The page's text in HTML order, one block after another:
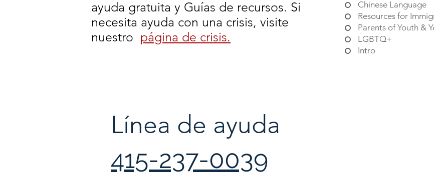
ayuda gratuita y Guías de recursos. Si
necesita ayuda con una crisis, visite
nuestro página de crisis.
Chinese Language
Resources for
Parents of Youth &
LGBTQ+
Intro
Línea de ayuda
415-237-0039